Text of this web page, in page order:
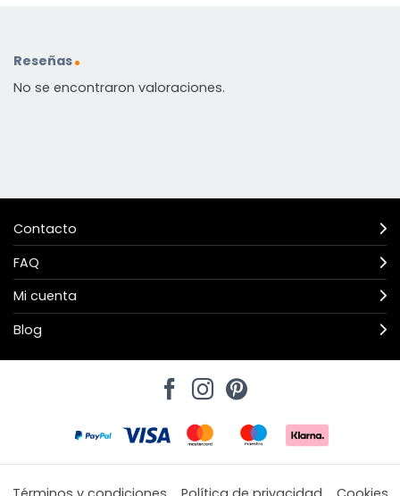
Reseñas
No se encontraron valoraciones.
Contacto
FAQ
Mi cuenta
Blog